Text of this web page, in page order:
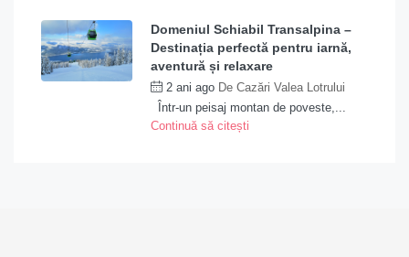
Domeniul Schiabil Transalpina –
Destinația perfectă pentru iarnă,
aventură și relaxare
2 ani ago De Cazări Valea Lotrului
Într-un peisaj montan de poveste,...
Continuă să citești